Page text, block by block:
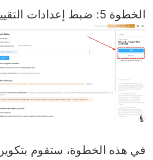
5: ضبط إعدادات التقييم
هذه الخطوة، ستقوم بتكوين